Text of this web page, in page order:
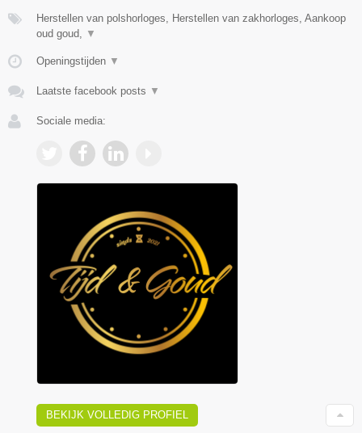
Herstellen van polshorloges, Herstellen van zakhorloges, Aankoop
oud goud,
▼
Openingstijden ▼
Laatste facebook posts ▼
Sociale media:
BEKIJK VOLLEDIG PROFIEL